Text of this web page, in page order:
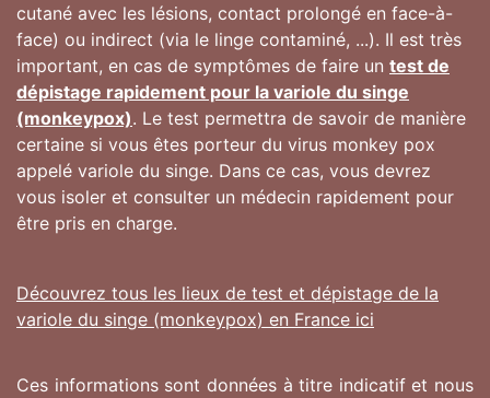
cutané avec les lésions, contact prolongé en face-à-
face) ou indirect (via le linge contaminé, ...). Il est très
important, en cas de symptômes de faire un test de
dépistage rapidement pour la variole du singe
(monkeypox). Le test permettra de savoir de manière
certaine si vous êtes porteur du virus monkey pox
appelé variole du singe. Dans ce cas, vous devrez
vous isoler et consulter un médecin rapidement pour
être pris en charge.
Découvrez tous les lieux de test et dépistage de la
variole du singe (monkeypox) en France ici
Ces informations sont données à titre indicatif et nous